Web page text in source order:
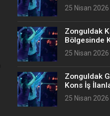
25 Nisan 2026
Zonguldak
Bölgesinde
25 Nisan 2026
Zonguldak
Kons İş
25 Nisan 2026